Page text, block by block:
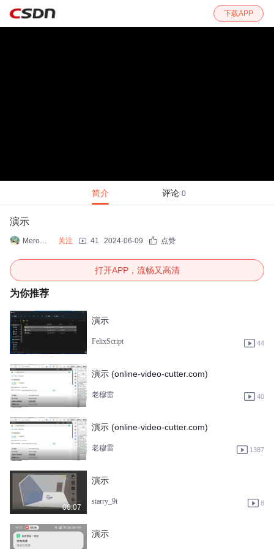
下载APP
简介 评论 0
演示
Mero技术博客 关注 41 2024-06-09 点赞
打开APP，流畅又高清
为你推荐
演示
FelixScript 44
演示 (online-video-cutter.com)
老穆雷 40
演示 (online-video-cutter.com)
老穆雷 1387
00:07
演示
starry_9t 8
演示